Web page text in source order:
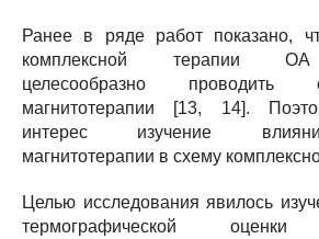
Ранее в ряде работ показано,
комплексной терапии ОА
целесообразно
магнитотерапии [13, 14].
интерес изучение
магнитотерапии в схему
Целью исследования явилось
термографической оценки